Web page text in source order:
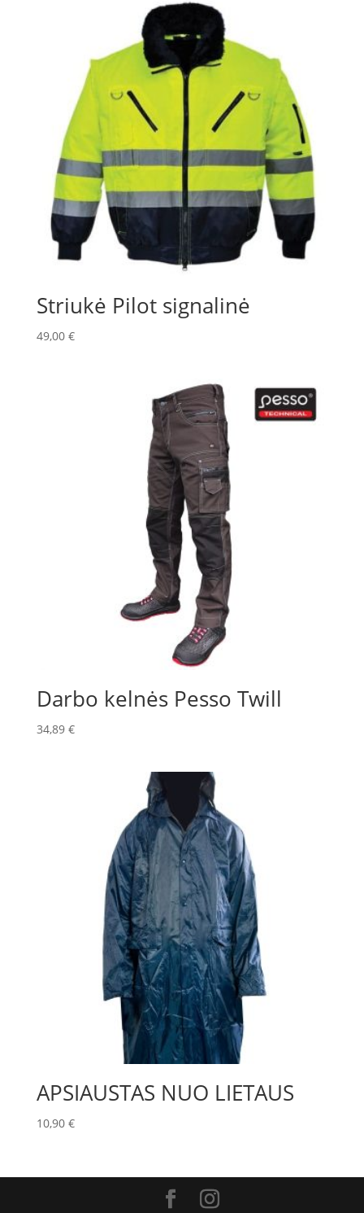
Striukė Pilot signalinė
49,00 €
Darbo kelnės Pesso Twill
34,89 €
APSIAUSTAS NUO LIETAUS
10,90 €